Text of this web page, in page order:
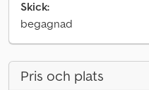
Skick:
begagnad
Pris och plats